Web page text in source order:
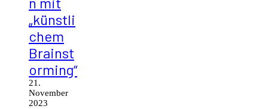
„künstli
chem
Brainst
orming“
21.
November
2023